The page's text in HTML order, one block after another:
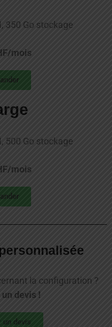
350 Go stockage
mois
500 Go stockage
mois
la configuration ?
devis !
un devis